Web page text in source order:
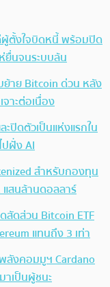
ผู้ตั้งใจบิดหนี้ พร้อมปิด
ยื่นจนระบบล้น
ย้าย Bitcoin ด่วน หลัง
าะต่อเนื่อง
ะปิดตัวเป็นแห่งแรกใน
ฝั่ง AI
สำหรับกองทุน
แสนล้านดอลลาร์
ดส่วน Bitcoin ETF
แทนถึง 3 เท่า
ลังคอมมูฯ Cardano
เป็นผู้ชนะ